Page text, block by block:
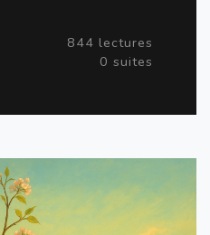
844 lectures
0 suites